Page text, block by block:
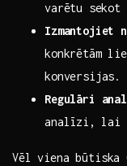
varētu⁢
Izmantojiet
konkrētām
konversijas.
Regulāri
analīzi, ⁢lai
Vēl ‍viena būtiska